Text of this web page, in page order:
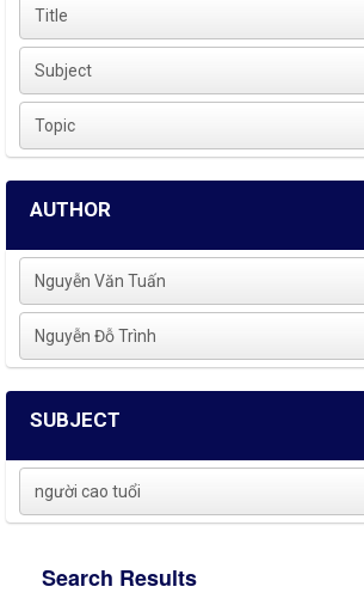
Title
Subject
Topic
AUTHOR
Nguyễn Văn Tuấn
Nguyễn Đỗ Trình
SUBJECT
người cao tuổi
Search Results